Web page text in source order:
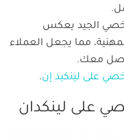
الجيد يعكس
مما يجعل العملاء
معك.
على لينكيد إن.
على لينكدان